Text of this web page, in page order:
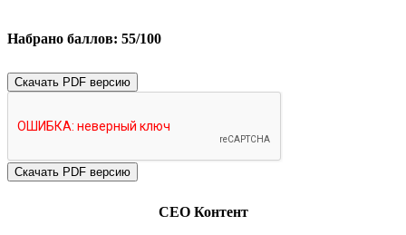
Набрано баллов: 55/100
Скачать PDF версию
СЕО Контент